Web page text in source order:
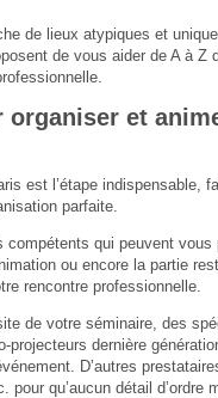
de lieux atypiques et
de vous aider de A à Z
et
est l’étape indispensable,
parfaite.
qui peuvent
ou encore la partie
rencontre professionnelle.
de votre séminaire, des
dernière
D’autres
qu’aucun détail d’ordre